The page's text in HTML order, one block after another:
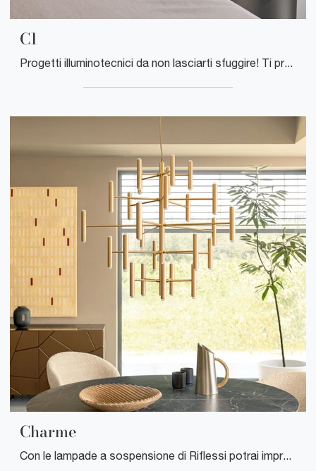
C1
Progetti illuminotecnici da non lasciarti sfuggire! Ti presentiamo la lampada da parete C1 di Flos.
Charme
Con le lampade a sospensione di Riflessi potrai impreziosire i tuoi locali: clicca e scopri Charme!